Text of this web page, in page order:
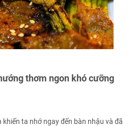
thơm ngon khó cưỡng
ta nhớ ngay đến bàn nhậu và đã